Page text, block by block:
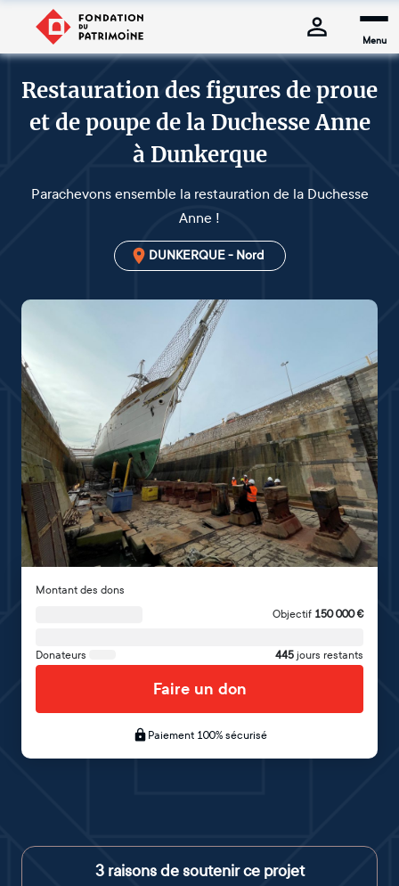
Menu
Restauration des figures de proue
et de poupe de la Duchesse Anne
à Dunkerque
Parachevons ensemble la restauration de la Duchesse
Anne !
DUNKERQUE - Nord
Montant des dons
Objectif 150 000€
Donateurs 445 jours restants
Faire un don
Paiement 100% sécurisé
3 raisons de soutenir ce projet